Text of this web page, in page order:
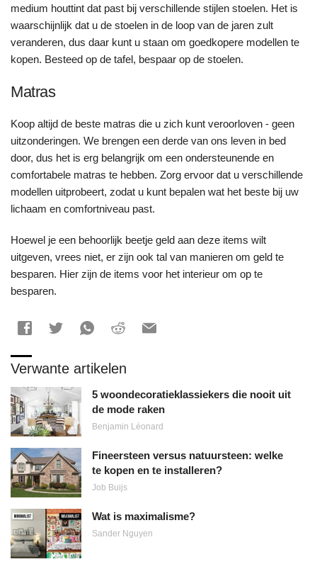
medium houttint dat past bij verschillende stijlen stoelen. Het is
waarschijnlijk dat u de stoelen in de loop van de jaren zult
veranderen, dus daar kunt u staan om goedkopere modellen te
kopen. Besteed op de tafel, bespaar op de stoelen.
Matras
Koop altijd de beste matras die u zich kunt veroorloven - geen
uitzonderingen. We brengen een derde van ons leven in bed
door, dus het is erg belangrijk om een ondersteunende en
comfortabele matras te hebben. Zorg ervoor dat u verschillende
modellen uitprobeert, zodat u kunt bepalen wat het beste bij uw
lichaam en comfortniveau past.
Hoewel je een behoorlijk beetje geld aan deze items wilt
uitgeven, vrees niet, er zijn ook tal van manieren om geld te
besparen. Hier zijn de items voor het interieur om op te
besparen.
Verwante artikelen
5 woondecoratieklassiekers die nooit uit
de mode raken
Benjamin Léonard
Fineersteen versus natuursteen: welke
te kopen en te installeren?
Job Buijs
Wat is maximalisme?
Sander Nguyen